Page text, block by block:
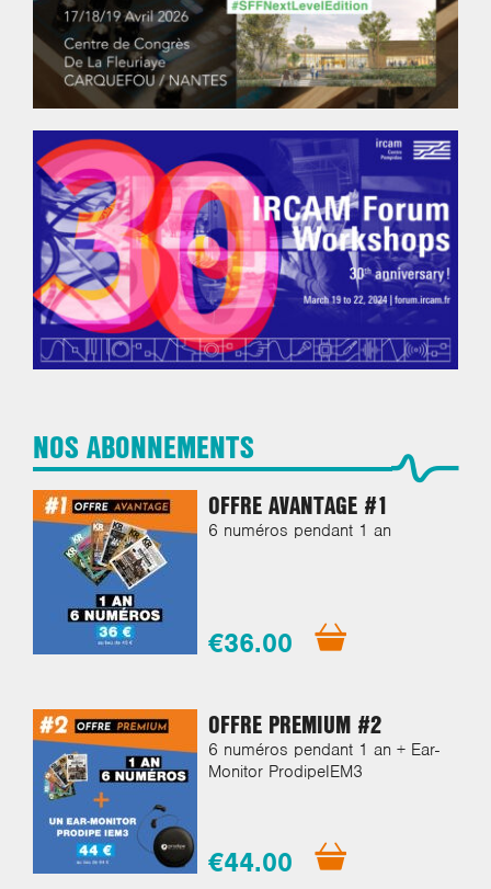
NOS ABONNEMENTS
OFFRE AVANTAGE #1
6 numéros pendant 1 an
€36.00
OFFRE PREMIUM #2
6 numéros pendant 1 an + Ear-
Monitor ProdipeIEM3
€44.00